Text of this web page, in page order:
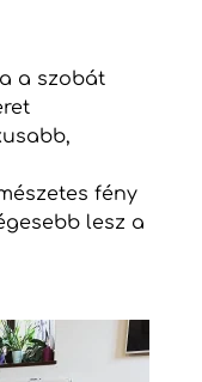
a szobát
fény
lesz a